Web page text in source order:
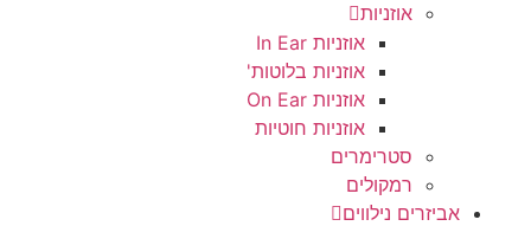
אוזניות
אוזניות In Ear
אוזניות בלוטות'
אוזניות On Ear
אוזניות חוטיות
סטרימרים
רמקולים
אביזרים נילווים